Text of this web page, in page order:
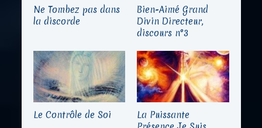
Ne Tombez pas dans
la discorde
Bien-Aimé Grand
Divin Directeur,
discours n°3
Le Contrôle de Soi
La Puissante